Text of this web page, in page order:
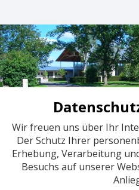
Wir freuen uns über Ihr
Der Schutz Ihrer
Erhebung, Verarbeitung
Besuchs auf unserer